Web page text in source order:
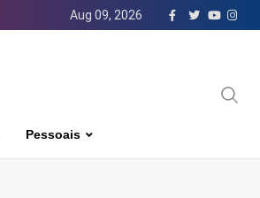
Aug 09, 2026
Pessoais